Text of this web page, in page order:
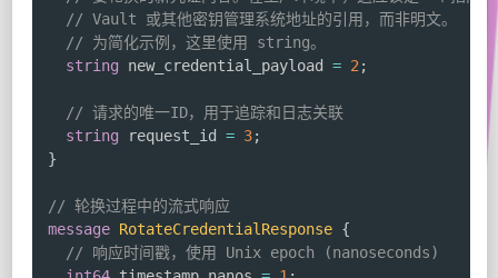
// Vault 或其他密钥管理系统地址的引用，而非明文。
// 为简化示例，这里使用 string。
string new_credential_payload = 2;
// 请求的唯一ID，用于追踪和日志关联
string request_id = 3;
}
// 轮换过程中的流式响应
message RotateCredentialResponse {
// 响应时间戳，使用 Unix epoch (nanoseconds)